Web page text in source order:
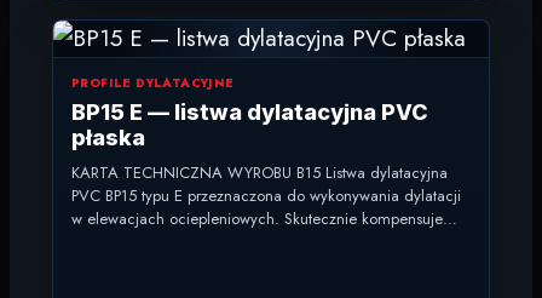
PROFILE DYLATACYJNE
BP15 E — listwa dylatacyjna PVC
płaska
KARTA TECHNICZNA WYROBU B15 Listwa dylatacyjna
PVC BP15 typu E przeznaczona do wykonywania dylatacji
w elewacjach ociepleniowych. Skutecznie kompensuje